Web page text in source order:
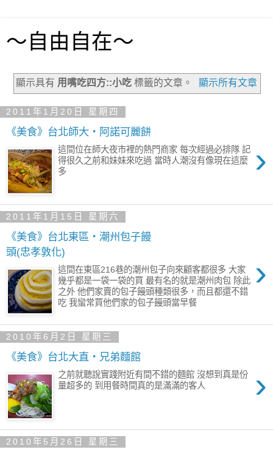
～自由自在～
顯示具有 用嘴吃四方::小吃標籤的文章。 顯示所有文章
2011年1月20日 星期四
《美食》台北師大‧阿諾可麗餅
›
這間位在師大夜市裡的熱門商家 每次經過必排隊 記
得很久之前和妹妹來吃過 當時人潮沒有像現在這麼
多
2011年1月15日 星期六
《美食》台北東區‧潮州包子饅
頭(忠孝敦化)
›
這間在東區216巷的潮州包子向來顧客都很多 大家
幾乎都是一袋一袋的買 最有名的就是潮州肉包 除此
之外 他們家賣的包子饅頭種類很多，而且都還不錯
吃 我蠻常買他們家的包子饅頭當早餐
2010年6月2日 星期三
《美食》台北大直‧兄弟麵館
›
之前就聽說實踐附近有間不錯的麵館 沒想到真是份
量超多的 到用餐時間真的是滿滿的客人
2010年5月26日 星期三